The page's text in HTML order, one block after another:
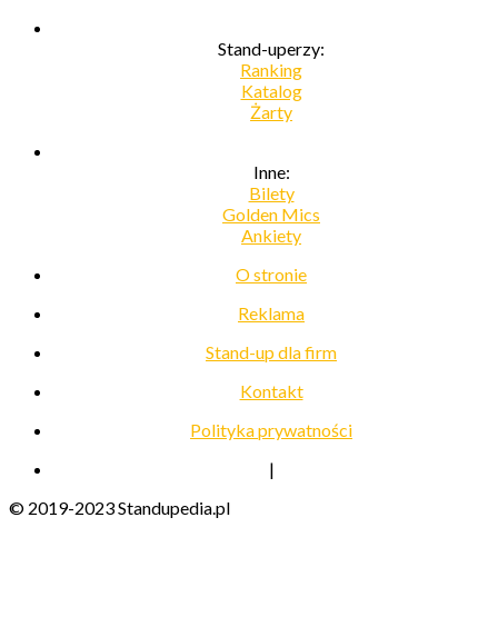
Stand-uperzy:
Ranking
Katalog
Żarty
Inne:
Bilety
Golden Mics
Ankiety
O stronie
Reklama
Stand-up dla firm
Kontakt
Polityka prywatności
|
© 2019-2023 Standupedia.pl